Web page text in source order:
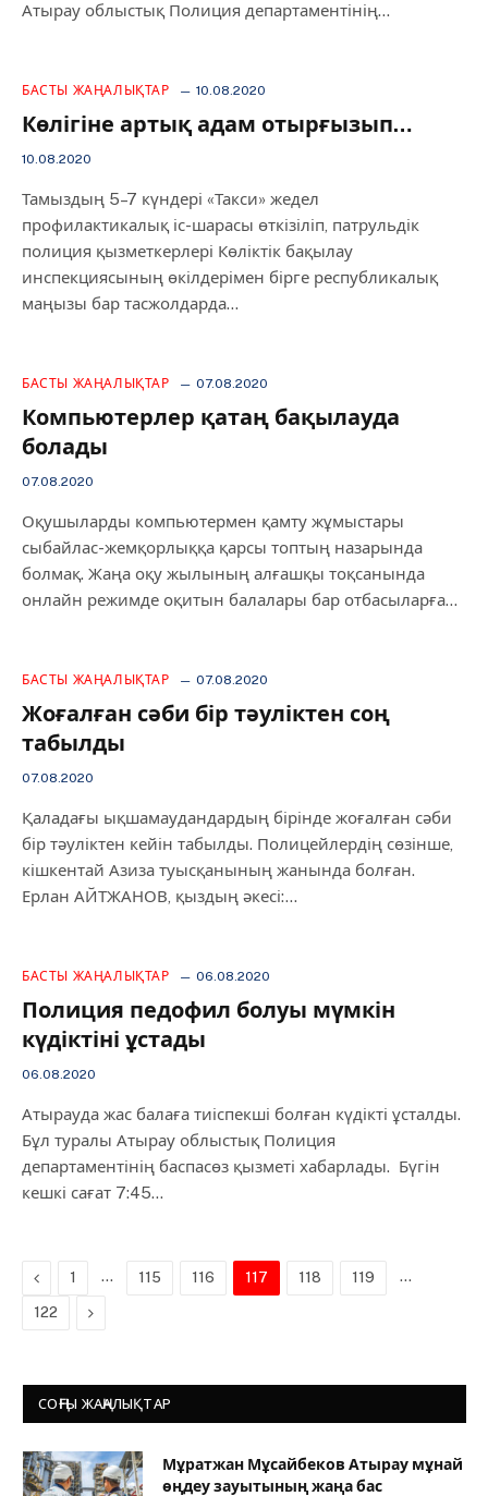
Атырау облыстық Полиция департаментінің…
БАСТЫ ЖАҢАЛЫҚТАР 10.08.2020
Көлігіне артық адам отырғызып…
10.08.2020
Тамыздың 5–7 күндері «Такси» жедел
профилактикалық іс-шарасы өткізіліп, патрульдік
полиция қызметкерлері Көліктік бақылау
инспекциясының өкілдерімен бірге республикалық
маңызы бар тасжолдарда…
БАСТЫ ЖАҢАЛЫҚТАР 07.08.2020
Компьютерлер қатаң бақылауда
болады
07.08.2020
Оқушыларды компьютермен қамту жұмыстары
сыбайлас-жемқорлыққа қарсы топтың назарында
болмақ. Жаңа оқу жылының алғашқы тоқсанында
онлайн режимде оқитын балалары бар отбасыларға…
БАСТЫ ЖАҢАЛЫҚТАР 07.08.2020
Жоғалған сәби бір тәуліктен соң
табылды
07.08.2020
Қаладағы ықшамаудандардың бірінде жоғалған сәби
бір тәуліктен кейін табылды. Полицейлердің сөзінше,
кішкентай Азиза туысқанының жанында болған.
Ерлан АЙТЖАНОВ, қыздың әкесі:…
БАСТЫ ЖАҢАЛЫҚТАР 06.08.2020
Полиция педофил болуы мүмкін
күдіктіні ұстады
06.08.2020
Атырауда жас балаға тиіспекші болған күдікті ұсталды.
Бұл туралы Атырау облыстық Полиция
департаментінің баспасөз қызметі хабарлады. Бүгін
кешкі сағат 7:45…
Previous
1 … 115 116 117 118 119 …
122 Next
СОҢҒЫ ЖАҢАЛЫҚТАР
Мұратжан Мұсайбеков Атырау мұнай
өңдеу зауытының жаңа бас